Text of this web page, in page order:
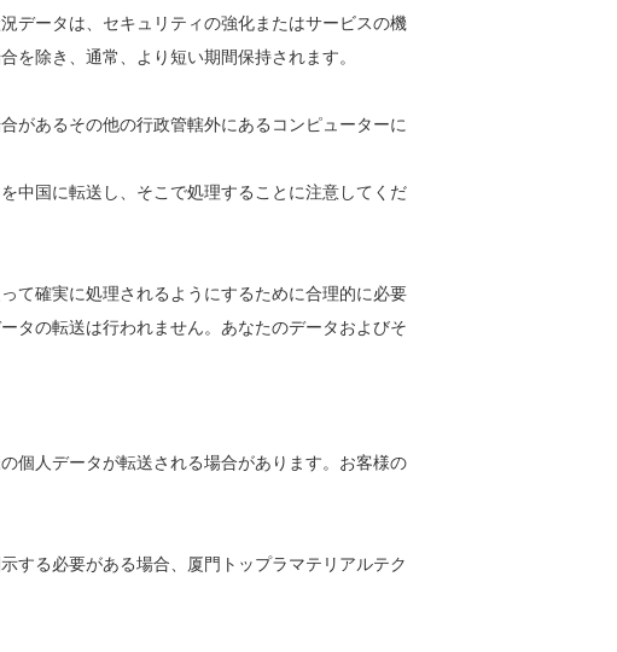
データは、セキュリティの強化またはサービスの機
を除き、通常、より短い期間保持されます。
があるその他の行政管轄外にあるコンピューターに
中国に転送し、そこで処理することに注意してくだ
て確実に処理されるようにするために合理的に必要
タの転送は行われません。あなたのデータおよびそ
個人データが転送される場合があります。お客様の
する必要がある場合、厦門トップラマテリアルテク